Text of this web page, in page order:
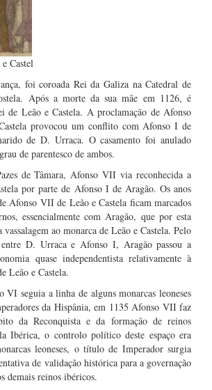
Castel
foi coroada Rei da Galiza na Catedral de
Após a morte da sua mãe em 1126, é
de Leão e Castela. A proclamação de Afonso
provocou um conflito com Afonso I de
de D. Urraca. O casamento foi anulado
de parentesco de ambos.
de Tâmara, Afonso VII via reconhecida a
por parte de Afonso I de Aragão. Os anos
Afonso VII de Leão e Castela ficam marcados
essencialmente com Aragão, que por esta
ao monarca de Leão e Castela. Pelo
entre D. Urraca e Afonso I, Aragão passou a
quase independentista relativamente à
Leão e Castela.
VI seguia a linha de alguns monarcas leoneses
da Hispânia, em 1135 Afonso VII faz
da Reconquista e da formação de reinos
Ibérica, o controlo político deste espaço era
leoneses, o título de Imperador surgia
de validação histórica para a governação
demais reinos ibéricos.